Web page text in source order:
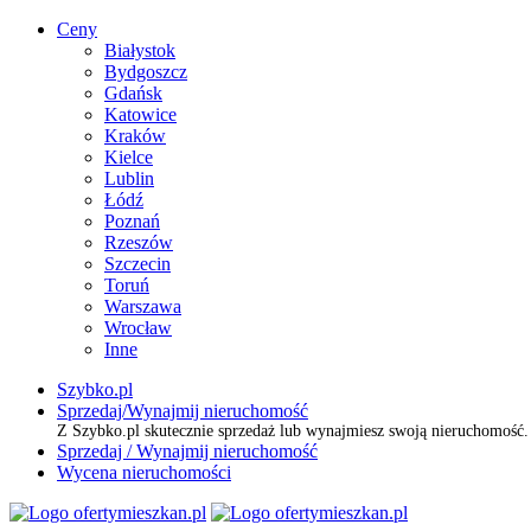
Ceny
Białystok
Bydgoszcz
Gdańsk
Katowice
Kraków
Kielce
Lublin
Łódź
Poznań
Rzeszów
Szczecin
Toruń
Warszawa
Wrocław
Inne
Szybko.pl
Sprzedaj/Wynajmij nieruchomość
Z Szybko.pl skutecznie sprzedaż lub wynajmiesz swoją nieruchomość.
Sprzedaj / Wynajmij nieruchomość
Wycena nieruchomości